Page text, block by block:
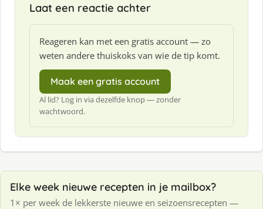
Laat een reactie achter
Reageren kan met een gratis account — zo
weten andere thuiskoks van wie de tip komt.
Maak een gratis account
Al lid? Log in via dezelfde knop — zonder
wachtwoord.
Elke week nieuwe recepten in je mailbox?
1× per week de lekkerste nieuwe en seizoensrecepten —